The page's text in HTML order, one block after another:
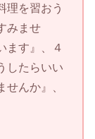
理を習おう
みませ
ます』、４
したらいい
んか』、